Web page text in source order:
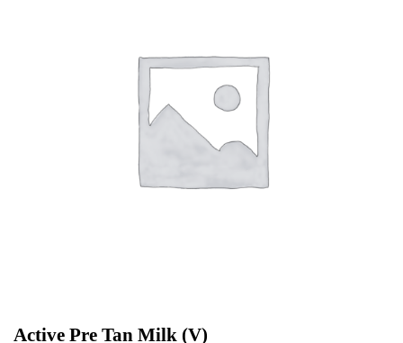
Active Pre Tan Milk (V)